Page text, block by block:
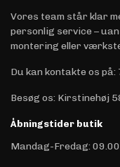
Vores team står klar
personlig service –
montering eller
Du kan kontakte os på:
Besøg os: Kirstinehøj
Åbningstider butik
Mandag-Fredag: